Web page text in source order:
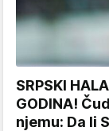
SRPSKI
GODINA!
njemu: Da li